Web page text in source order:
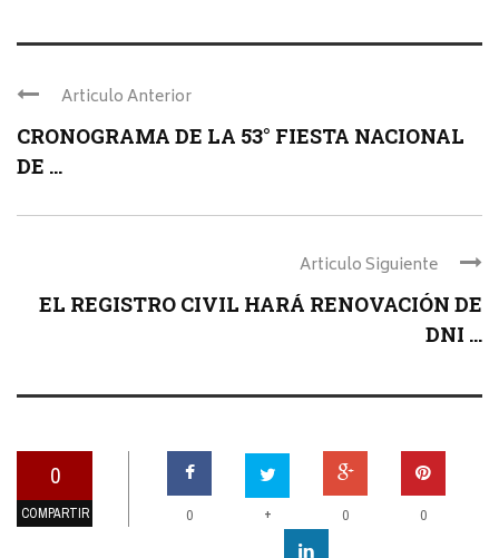
Articulo Anterior
CRONOGRAMA DE LA 53° FIESTA NACIONAL
DE ...
Articulo Siguiente
EL REGISTRO CIVIL HARÁ RENOVACIÓN DE
DNI ...
0
COMPARTIR 0 + 0 0